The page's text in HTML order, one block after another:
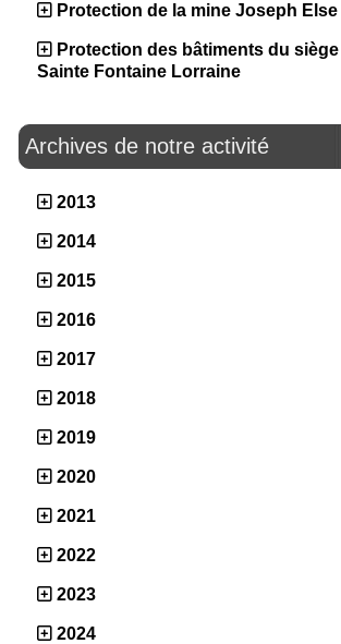
Protection de la mine Joseph Else
Protection des bâtiments du siège
Sainte Fontaine Lorraine
Archives de notre activité
2013
2014
2015
2016
2017
2018
2019
2020
2021
2022
2023
2024